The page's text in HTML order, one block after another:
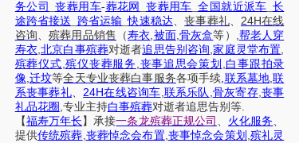
务公司
_丧葬用车-葬花网 丧葬用车 全国就近派车 长
途跨省接送 跨省运输 _快速稳达、丧事葬礼、 24H在线
咨询、殡葬用品销售 （寿衣 被面, 骨灰盒等）
帮老人穿
寿衣 ,北京白事殡葬对逝者追思告别咨询 ,家庭灵堂布置
殡葬仪式 殡仪丧葬服务 丧事追思会策划 白事跟拍录
像 迁坟等全天专业丧葬白事服务各项手续 联系墓地 ,联
系丧事葬礼、24H在线咨询车 联系乐队 骨灰寄存, 丧事
礼品花圈 专业主持白事殡葬对逝者追思告别等.
【福寿万年长 】承接一条龙殡葬正规公司 、 火化服务、
提供传统殡葬 丧葬悼念会布置, 丧事悼念会策划 殡礼灵